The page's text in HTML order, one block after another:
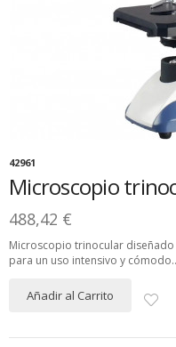
42961
Microscopio
488,42 €
Microscopio trinocular
para un uso intensivo y
Añadir al Carrito